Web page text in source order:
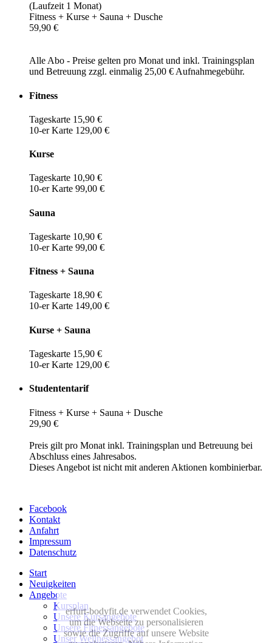
(Laufzeit 1 Monat)
Fitness + Kurse + Sauna + Dusche
59,90 €
Alle Abo - Preise gelten pro Monat und inkl. Trainingsplan
und Betreuung zzgl. einmalig 25,00 € Aufnahmegebühr.
Fitness
Tageskarte 15,90 €
10-er Karte 129,00 €
Kurse
Tageskarte 10,90 €
10-er Karte 99,00 €
Sauna
Tageskarte 10,90 €
10-er Karte 99,00 €
Fitness + Sauna
Tageskarte 18,90 €
10-er Karte 149,00 €
Kurse + Sauna
Tageskarte 15,90 €
10-er Karte 129,00 €
Studententarif
Fitness + Kurse + Sauna + Dusche
29,90 €
Preis gilt pro Monat inkl. Trainingsplan und Betreuung bei
Abschluss eines Jahresabos.
Dieses Angebot ist nicht mit anderen Aktionen kombinierbar.
Facebook
Kontakt
Anfahrt
Impressum
Datenschutz
Start
Neuigkeiten
Angebote
Kursplan
Unsere Kursangebote
Unsere Fitnessangebote
Unser Wellnessangebot
erfurt-bodyfit.de verwendet Cookies,
um die Webseite zu personalisieren
sowie die Zugriffe auf unsere Website